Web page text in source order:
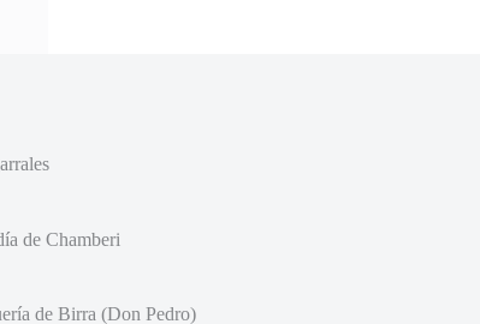
de Chamberi
de Birra (Don Pedro)